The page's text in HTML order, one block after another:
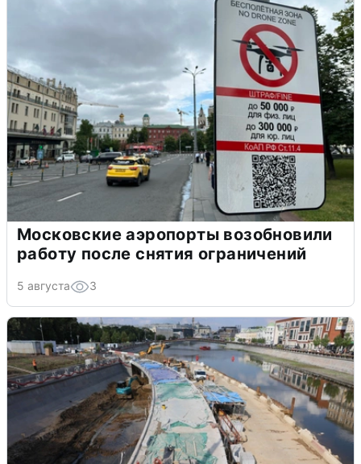
Московские аэропорты возобновили
работу после снятия ограничений
5 августа 3